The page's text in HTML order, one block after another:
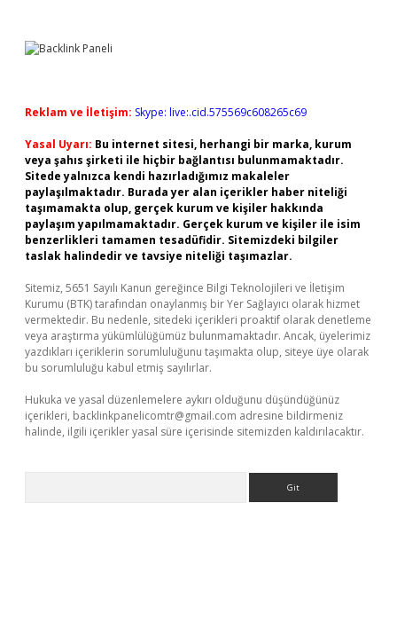
Reklam ve İletişim: Skype: live:.cid.575569c608265c69
Yasal Uyarı: Bu internet sitesi, herhangi bir marka, kurum
veya şahıs şirketi ile hiçbir bağlantısı bulunmamaktadır.
Sitede yalnızca kendi hazırladığımız makaleler
paylaşılmaktadır. Burada yer alan içerikler haber niteliği
taşımamakta olup, gerçek kurum ve kişiler hakkında
paylaşım yapılmamaktadır. Gerçek kurum ve kişiler ile isim
benzerlikleri tamamen tesadüfidir. Sitemizdeki bilgiler
taslak halindedir ve tavsiye niteliği taşımazlar.
Sitemiz, 5651 Sayılı Kanun gereğince Bilgi Teknolojileri ve İletişim
Kurumu (BTK) tarafından onaylanmış bir Yer Sağlayıcı olarak hizmet
vermektedir. Bu nedenle, sitedeki içerikleri proaktif olarak denetleme
veya araştırma yükümlülüğümüz bulunmamaktadır. Ancak, üyelerimiz
yazdıkları içeriklerin sorumluluğunu taşımakta olup, siteye üye olarak
bu sorumluluğu kabul etmiş sayılırlar.
Hukuka ve yasal düzenlemelere aykırı olduğunu düşündüğünüz
içerikleri, backlinkpanelicomtr@gmail.com adresine bildirmeniz
halinde, ilgili içerikler yasal süre içerisinde sitemizden kaldırılacaktır.